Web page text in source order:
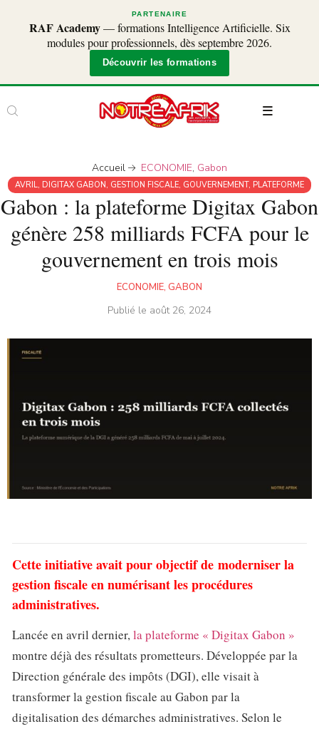
PARTENAIRE
RAF Academy— formations Intelligence Artificielle. Six
modules pour professionnels, dès septembre 2026.
Découvrir les formations
Accueil ECONOMIE, Gabon
AVRIL, DIGITAX GABON, GESTION FISCALE, GOUVERNEMENT, PLATEFORME
Gabon : la plateforme Digitax Gabon
génère 258 milliards FCFA pour le
gouvernement en trois mois
ECONOMIE, GABON
Publié le août 26, 2024
Cette initiative avait pour objectif de moderniser la
gestion fiscale en numérisant les procédures
administratives.
Lancée en avril dernier,la plateforme « Digitax Gabon »
montre déjà des résultats prometteurs. Développée par la
Direction générale des impôts (DGI), elle visait à
transformer la gestion fiscale au Gabon par la
digitalisation des démarches administratives. Selon le